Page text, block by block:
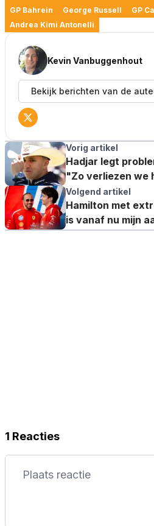
GP Bahrein
George Russell GP
Andrea Kimi Antonelli
Kevin Vanbuggenhout
Bekijk berichten van de
Vorig artikel
Hadjar legt
"Zo verliezen we
Volgend artikel
Hamilton met
is vanaf nu mijn
1 Reacties